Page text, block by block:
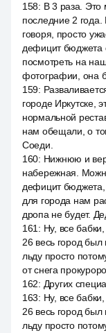
158: В 3 раза. Это
последние 2
говоря, просто
дефицит бюджета
посмотреть на
фотографии, она
159:
городе Иркутске,
нормальной
нам обещали, о
Соеди.
160: Нижнюю и
набережная.
дефицит
для города нам
дропа не будет.
161 : Ну, все
26 весь город был
льду просто
от снега
162: Других
163: Ну, все
26 весь город был
льду просто